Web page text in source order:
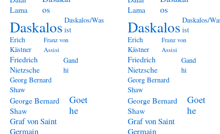
Lama
os
Daskalos Daskalos/Was
ist
Erich
Kästner
Franz von
Assisi
Friedrich
Nietzsche
Gand
hi
Georg Bernard
Shaw
George Bernard
Shaw
Goet
he
Graf von Saint
Germain
Lama
os
Daskalos Daskalos/
ist
Erich
Kästner
Franz von
Assisi
Friedrich
Nietzsche
Gand
hi
Georg Bernard
Shaw
George Bernard
Shaw
Goet
he
Graf von Saint
Germain